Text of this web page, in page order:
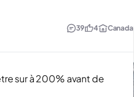
39 4 Canada
sur à 200% avant de